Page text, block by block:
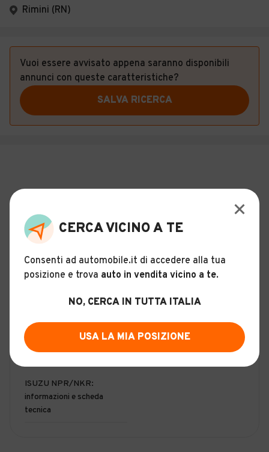
Rimini (RN)
Vuoi essere avvisato appena saranno disponibili
annunci con queste caratteristiche?
SALVA RICERCA
ISUZU NPR/NKR:
informazioni e scheda
tecnica
CERCA VICINO A TE
Consenti ad automobile.it di accedere alla tua
posizione e trova auto in vendita vicino a te.
NO, CERCA IN TUTTA ITALIA
USA LA MIA POSIZIONE